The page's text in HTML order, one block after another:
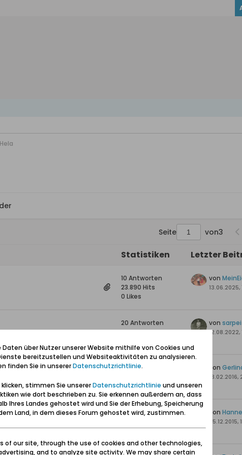
Hela
Seite von3
Statistiken Letzter
10 Antworten
23.890 Hits
0 Likes
von
13.06.2025,
20 Antworten
47.559 Hits
von sarpei
12.08.2022,
1 Antwort
0 Likes
von
13.02.2016,
0 Antworten
0 Likes
von
25.12.2015,
über Nutzer unserer Website mithilfe von Cookies und
bereitzustellen und Websiteaktivitäten zu analysieren.
finden Sie in unsererDatenschutzrichtlinie.
klicken, stimmen Sie unsererDatenschutzrichtlinie und unseren
wie dort beschrieben zu. Sie erkennen außerdem an, dass
Ihres Landes gehostet wird und Sie der Erhebung, Speicherung
Land, in dem dieses Forum gehostet wird, zustimmen.
of our site, through the use of cookies and other technologies,
and to analyze site activity. We may share certain